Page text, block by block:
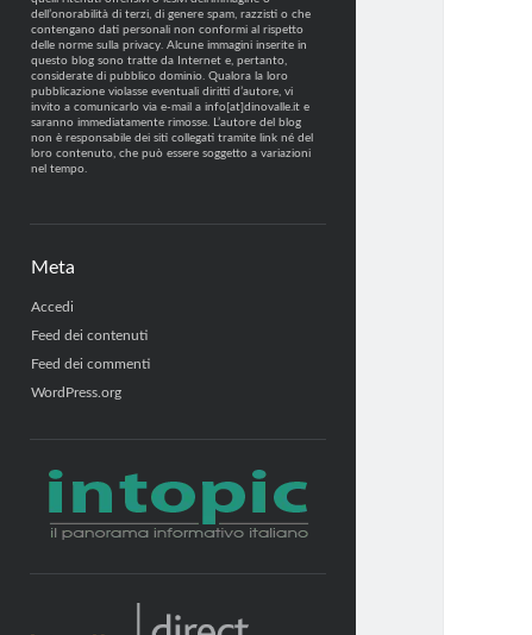
dell’onorabilità di terzi, di genere spam, razzisti o che
contengano dati personali non conformi al rispetto
delle norme sulla privacy. Alcune immagini inserite in
questo blog sono tratte da Internet e, pertanto,
considerate di pubblico dominio. Qualora la loro
pubblicazione violasse eventuali diritti d’autore, vi
invito a comunicarlo via e-mail a info[at]dinovalle.it e
saranno immediatamente rimosse. L’autore del blog
non è responsabile dei siti collegati tramite link né del
loro contenuto, che può essere soggetto a variazioni
nel tempo.
Meta
Accedi
Feed dei contenuti
Feed dei commenti
WordPress.org